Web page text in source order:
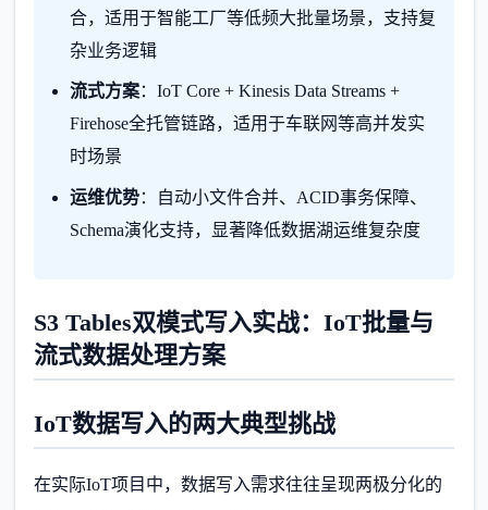
合，适用于智能工厂等低频大批量场景，支持复
杂业务逻辑
流式方案：IoT Core + Kinesis Data Streams +
Firehose全托管链路，适用于车联网等高并发实
时场景
运维优势：自动小文件合并、ACID事务保障、
Schema演化支持，显著降低数据湖运维复杂度
S3 Tables双模式写入实战：IoT批量与
流式数据处理方案
IoT数据写入的两大典型挑战
在实际IoT项目中，数据写入需求往往呈现两极分化的